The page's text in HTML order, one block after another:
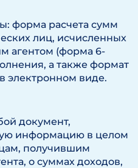
форма расчета сумм
лиц, исчисленных
агентом (форма 6-
а также формат
электронном виде.
документ,
информацию в целом
получившим
о суммах доходов,